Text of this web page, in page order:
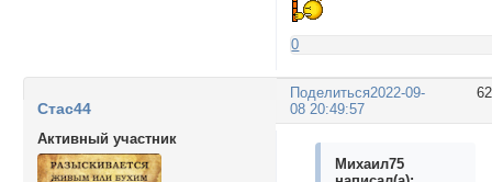
0
Поделиться2022-09-
08 20:49:57
Стас44
Активный участник
Михаил75